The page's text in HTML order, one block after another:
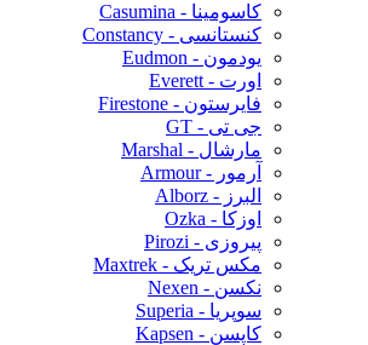
کاسومینا - Casumina
کنستانسی - Constancy
یودمون - Eudmon
اورت - Everett
فایرستون - Firestone
جی تی - GT
مارشال - Marshal
آرمور - Armour
البرز - Alborz
اوزکا - Ozka
پیروزی - Pirozi
مکس تریک - Maxtrek
نکسن - Nexen
سوپریا - Superia
کاپسن - Kapsen